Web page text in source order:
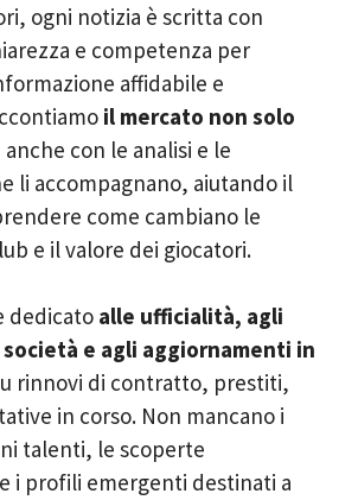
ogni notizia è scritta con
e competenza per
affidabile e
il mercato non solo
anche con le analisi e le
li accompagnano, aiutando il
come cambiano le
e il valore dei giocatori.
dedicato alle ufficialità, agli
e agli aggiornamenti in
rinnovi di contratto, prestiti,
in corso. Non mancano i
talenti, le scoperte
i profili emergenti destinati a